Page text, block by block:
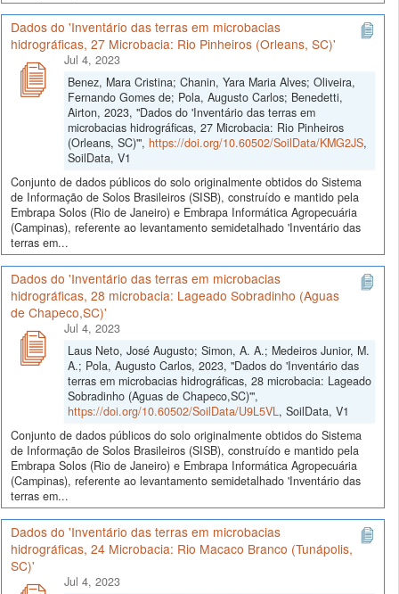
Dados do 'Inventário das terras em microbacias
hidrográficas, 27 Microbacia: Rio Pinheiros (Orleans, SC)'
Jul 4, 2023
Benez, Mara Cristina; Chanin, Yara Maria Alves; Oliveira,
Fernando Gomes de; Pola, Augusto Carlos; Benedetti,
Airton, 2023, "Dados do 'Inventário das terras em
microbacias hidrográficas, 27 Microbacia: Rio Pinheiros
(Orleans, SC)'", https://doi.org/10.60502/SoilData/KMG2JS,
SoilData, V1
Conjunto de dados públicos do solo originalmente obtidos do Sistema
de Informação de Solos Brasileiros (SISB), construído e mantido pela
Embrapa Solos (Rio de Janeiro) e Embrapa Informática Agropecuária
(Campinas), referente ao levantamento semidetalhado 'Inventário das
terras em...
Dados do 'Inventário das terras em microbacias
hidrográficas, 28 microbacia: Lageado Sobradinho (Aguas
de Chapeco,SC)'
Jul 4, 2023
Laus Neto, José Augusto; Simon, A. A.; Medeiros Junior, M.
A.; Pola, Augusto Carlos, 2023, "Dados do 'Inventário das
terras em microbacias hidrográficas, 28 microbacia: Lageado
Sobradinho (Aguas de Chapeco,SC)'",
https://doi.org/10.60502/SoilData/U9L5VL, SoilData, V1
Conjunto de dados públicos do solo originalmente obtidos do Sistema
de Informação de Solos Brasileiros (SISB), construído e mantido pela
Embrapa Solos (Rio de Janeiro) e Embrapa Informática Agropecuária
(Campinas), referente ao levantamento semidetalhado 'Inventário das
terras em...
Dados do 'Inventário das terras em microbacias
hidrográficas, 24 Microbacia: Rio Macaco Branco (Tunápolis,
SC)'
Jul 4, 2023